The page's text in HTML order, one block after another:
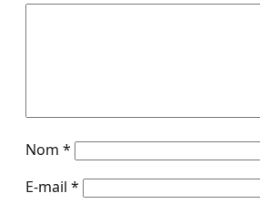
Nom *
E-mail *